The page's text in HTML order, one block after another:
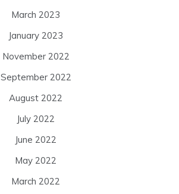
March 2023
January 2023
November 2022
September 2022
August 2022
July 2022
June 2022
May 2022
March 2022